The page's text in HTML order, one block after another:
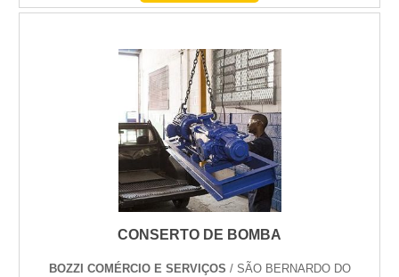
máquinas Emic - Não há nenhum envolvimento do
acoplamentos ....
CONSERTO DE BOMBA
BOZZI COMÉRCIO E SERVIÇOS / SÃO BERNARDO DO